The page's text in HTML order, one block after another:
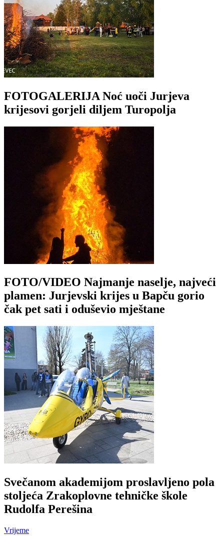
FOTOGALERIJA Noć uoči Jurjeva
krijesovi gorjeli diljem Turopolja
FOTO/VIDEO Najmanje naselje, najveći
plamen: Jurjevski krijes u Bapču gorio
čak pet sati i oduševio mještane
Svečanom akademijom proslavljeno pola
stoljeća Zrakoplovne tehničke škole
Rudolfa Perešina
Vrijeme